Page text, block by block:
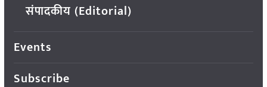
संपादकीय (Editorial)
Events
Subscribe